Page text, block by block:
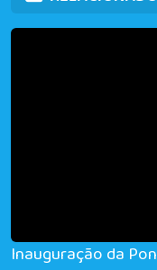
Inauguração da